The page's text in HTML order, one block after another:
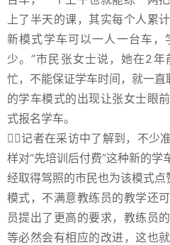
上了半天的课，其实每个人累
新模式学车可以一人一台车
少。”市民张女士说，她在2
忙，不能保证学车时间，就一直
的学车模式的出现让张女士眼
式报名学车。
记者在采访中了解到，不少
样对“先培训后付费”这种新的
经取得驾照的市民也为该模式点
模式，不满意教练员的教学还
员提出了更高的要求，教练员
等必然会有相应的改进，这也